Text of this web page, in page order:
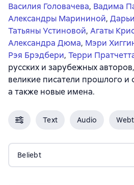
Василия Головачева, Вадима
Александры Марининой,
Татьяны Устиновой, Агаты
Александра Дюма, Мэри
Рэя Брэдбери, Терри
русских и зарубежных
великие писатели прошлого и
а также новые имена.
Text Audio
Beliebt